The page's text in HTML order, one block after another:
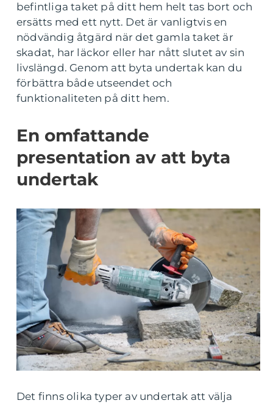
befintliga taket på ditt hem helt tas bort och
ersätts med ett nytt. Det är vanligtvis en
nödvändig åtgärd när det gamla taket är
skadat, har läckor eller har nått slutet av sin
livslängd. Genom att byta undertak kan du
förbättra både utseendet och
funktionaliteten på ditt hem.
En omfattande
presentation av att byta
undertak
Det finns olika typer av undertak att välja